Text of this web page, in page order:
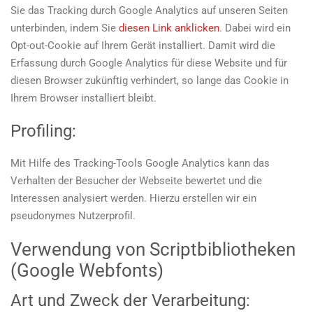
Sie das Tracking durch Google Analytics auf unseren Seiten
unterbinden, indem Sie diesen Link anklicken. Dabei wird ein
Opt-out-Cookie auf Ihrem Gerät installiert. Damit wird die
Erfassung durch Google Analytics für diese Website und für
diesen Browser zukünftig verhindert, so lange das Cookie in
Ihrem Browser installiert bleibt.
Profiling:
Mit Hilfe des Tracking-Tools Google Analytics kann das
Verhalten der Besucher der Webseite bewertet und die
Interessen analysiert werden. Hierzu erstellen wir ein
pseudonymes Nutzerprofil.
Verwendung von Scriptbibliotheken
(Google Webfonts)
Art und Zweck der Verarbeitung: